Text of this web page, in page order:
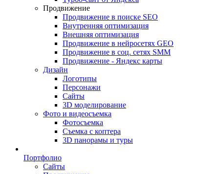
Продвижение
Продвижение в поиске SEO
Внутренняя оптимизация
Внешняя оптимизация
Продвижение в нейросетях GEO
Продвижение в соц. сетях SMM
Продвижение - Яндекс карты
Дизайн
Логотипы
Персонажи
Сайты
3D моделирование
Фото и видеосъемка
Фотосъемка
Съемка с коптера
3D панорамы и туры
Портфолио
Сайты